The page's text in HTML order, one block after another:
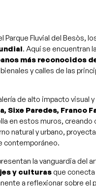
Parque Fluvial del Besòs,
. Aquí se encuentran
más reconocidos
y calles de las
de alto impacto visual
Sixe Paredes, Franco
en estos muros,
natural y urbano,
contemporáneo​.
la vanguardia del
y culturas que conecta
a reflexionar sobre el